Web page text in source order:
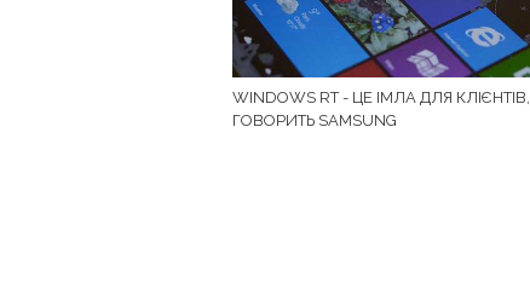
WINDOWS RT - ЦЕ ІМЛА ДЛЯ КЛІЄНТІВ,
ГОВОРИТЬ SAMSUNG